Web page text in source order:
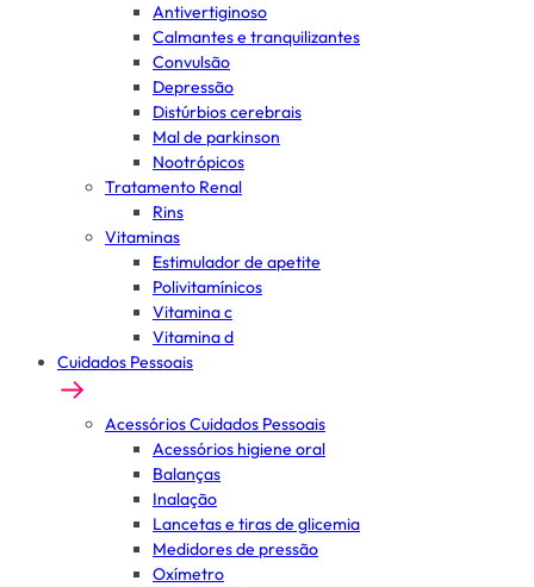
Antivertiginoso
Calmantes e tranquilizantes
Convulsão
Depressão
Distúrbios cerebrais
Mal de parkinson
Nootrópicos
Tratamento Renal
Rins
Vitaminas
Estimulador de apetite
Polivitamínicos
Vitamina c
Vitamina d
Cuidados Pessoais
Acessórios Cuidados Pessoais
Acessórios higiene oral
Balanças
Inalação
Lancetas e tiras de glicemia
Medidores de pressão
Oxímetro